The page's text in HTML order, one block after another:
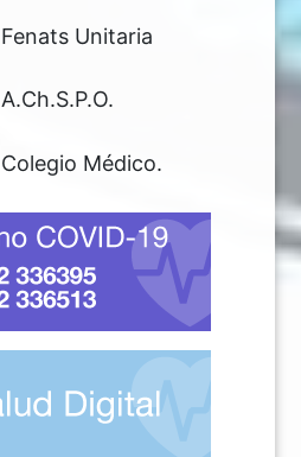
Fenats Unitaria
A.Ch.S.P.O.
Colegio Médico.